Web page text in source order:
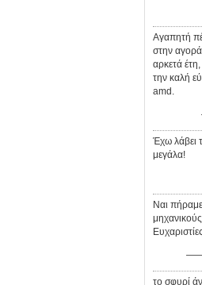
Αγαπητή
στην
αρκετά
την καλή
amd.
Έχω λάβει
μεγάλα!
Ναι
——
το σφυρί